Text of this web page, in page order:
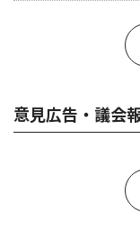
意見広告・議会